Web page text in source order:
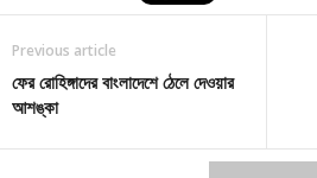
Previous article
ফের রোহিঙ্গাদের বাংলাদেশে ঠেলে দেওয়ার
আশঙ্কা